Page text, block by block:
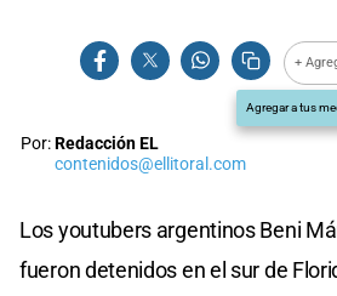
+
Agregar a tus
Por:Redacción EL
contenidos@ellitoral.com
Los youtubers argentinos Beni
fueron detenidos en el sur de